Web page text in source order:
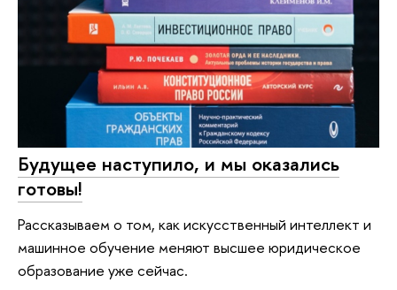
Будущее наступило, и мы оказались
готовы!
Рассказываем о том, как искусственный интеллект и
машинное обучение меняют высшее юридическое
образование уже сейчас.